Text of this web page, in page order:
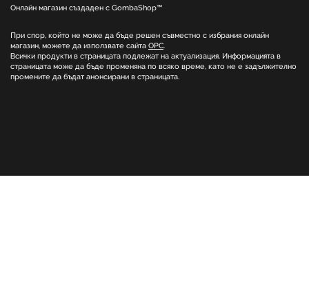
Онлайн магазин създаден с GombaShop™
При спор, който не може да бъде решен съвместно с избрания онлайн
магазин, можете да използвате сайта ОРС.
Всички продукти в страницата подлежат на актуализация. Информацията в
страницата може да бъде променяна по всяко време, като не е задължително
промените да бъдат анонсирани в страницата.